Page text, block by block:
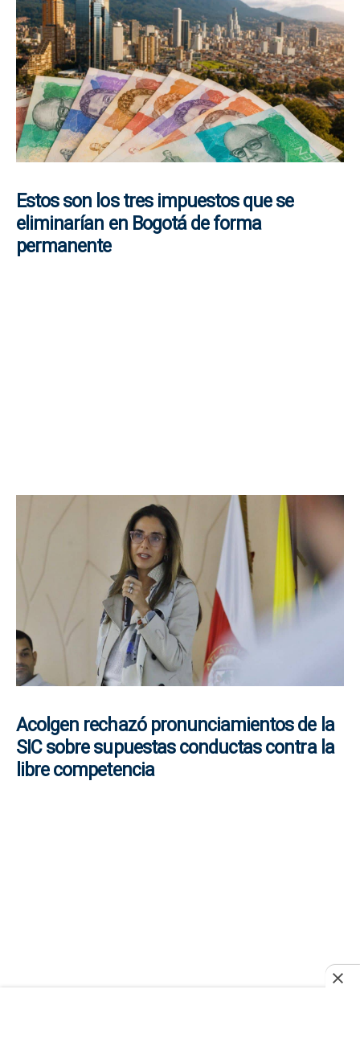
Estos son los tres impuestos que se
eliminarían en Bogotá de forma
permanente
Acolgen rechazó pronunciamientos de la
SIC sobre supuestas conductas contra la
libre competencia